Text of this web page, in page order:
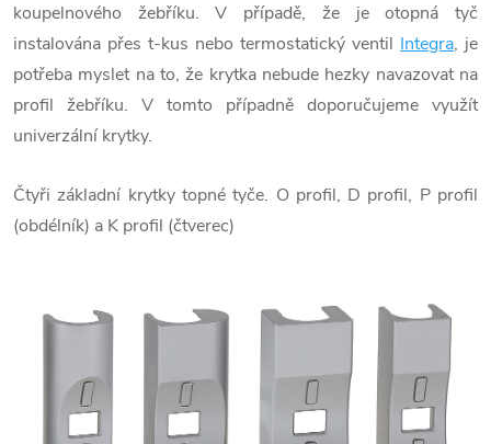
koupelnového žebříku. V případě, že je otopná tyč
instalována přes t-kus nebo termostatický ventil Integra, je
potřeba myslet na to, že krytka nebude hezky navazovat na
profil žebříku. V tomto případně doporučujeme využít
univerzální krytky.
Čtyři základní krytky topné tyče. O profil, D profil, P profil
(obdélník) a K profil (čtverec)